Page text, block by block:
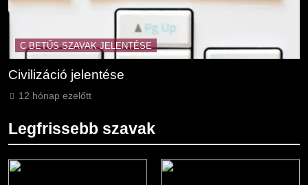
C BETŰS SZAVAK JELENTÉSE
Civilizáció jelentése
12 hónap ezelőtt
Legfrissebb szavak